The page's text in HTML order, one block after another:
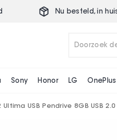
Nu besteld,in
Sony Honor LG OnePlus
USB Pendrive 8GB USB